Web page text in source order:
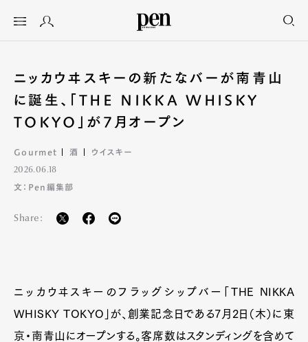
ニッカウヰスキーの新たなバーが南青山
に誕生、「THE NIKKA WHISKY
TOKYO」が7月オープン
Gourmet 酒 ウイスキー
2026.06.18
文：Pen編集部
Share:
ニッカウヰスキーのフラッグシップバー「THE NIKKA
WHISKY TOKYO」が、創業記念日である7月2日（木）に東
京・南青山にオープンする。客席数はスタンディングを含めて